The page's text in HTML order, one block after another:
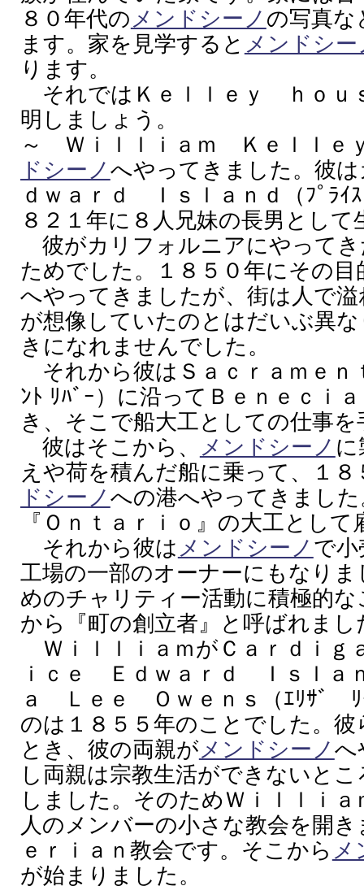
８０年代のメンドシーノ の写真な
ます。家を見学すると メンドシー
ります。
それではＫｅｌｌｅｙ ｈｏｕ
明しましょう。
～ Ｗｉｌｌｉａｍ Ｋｅｌｌｅ
ドシーノ へやってきました。彼
ｄｗａｒｄ Ｉｓｌａｎｄ（ﾌﾟﾗｲ
８２１年に８人兄妹の長男とし
彼がカリフォルニアにやってき
ためでした。１８５０年にその
へやってきましたが、街は人で
が想像していたのとはだいぶ異
きになれませんでした。
それから彼はＳａｃｒａｍｅ
ﾝﾄ ﾘﾊﾞｰ）に沿ってＢｅｎｅｃｉ
き、そこで船大工としての仕事
彼はそこから、
メンドシーノ に
えや荷を積んだ船に乗って、１８
ドシーノ への港へやってきまし
『Ｏｎｔａｒｉｏ』の大工とし
それから彼は メンドシーノ で
工場の一部のオーナーにもなり
めのチャリティー活動に積極的
から『町の創立者』と呼ばれまし
ＷｉｌｌｉａｍがＣａｒｄｉｇ
ｉｃｅ Ｅｄｗａｒｄ Ｉｓｌａ
ａ Ｌｅｅ Ｏｗｅｎｓ（ｴﾘｻﾞ
のは１８５５年のことでした。
とき、彼の両親がメンドシーノ へ
し両親は宗教生活ができないと
しました。そのためＷｉｌｌｉ
人のメンバーの小さな教会を開
ｅｒｉａｎ教会です。そこから メ
が始まりました。